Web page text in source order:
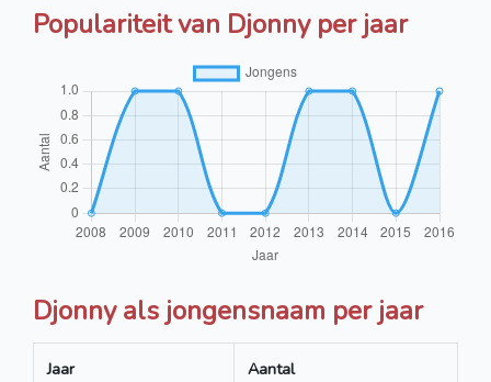
Populariteit van Djonny per jaar
Djonny als jongensnaam per jaar
Jaar Aantal